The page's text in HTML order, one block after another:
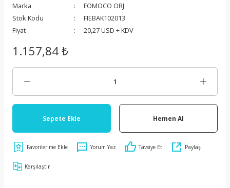
Marka
FOMOCO ORJ
Stok Kodu
FIEBAK102013
Fiyat
20,27 USD + KDV
1.157,84 ₺
Sepete Ekle Hemen Al
Yorum Yaz Tavsiye Et Paylaş
Karşılaştır